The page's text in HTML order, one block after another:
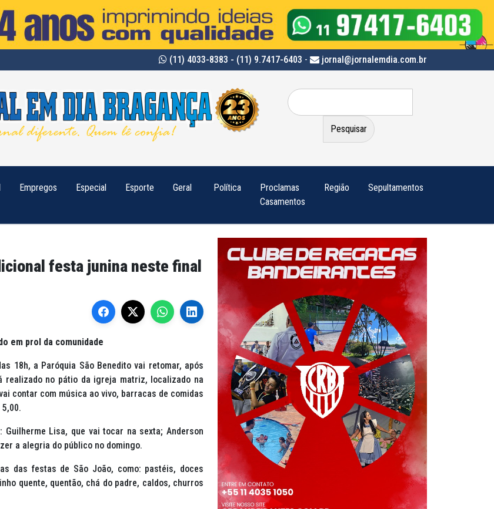
(11) 4033-8383 - (11) 9.7417-6403 - jornal@jornalemdia.com.br
Pesquisar
por:
Empregos Especial Esporte Geral Política
Proclamas
Casamentos
Região Sepultamentos
festa junina neste final
em prol da comunidade
18h, a Paróquia São Benedito vai retomar, após
realizado no pátio da igreja matriz, localizado na
contar com música ao vivo, barracas de comidas
Lisa, que vai tocar na sexta; Anderson
a alegria do público no domingo.
das festas de São João, como: pastéis, doces
quente, quentão, chá do padre, caldos, churros